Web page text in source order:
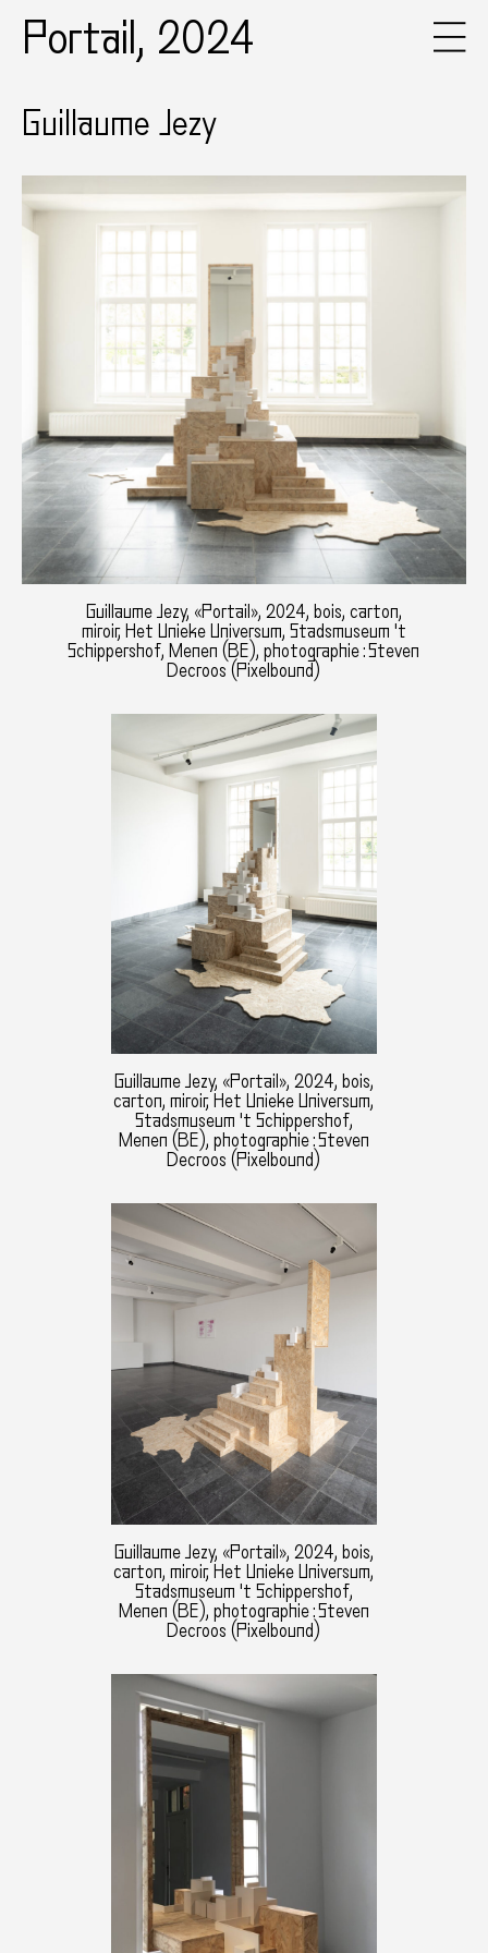
Portail, 2024
Guillaume Jezy
Guillaume Jezy, «Portail», 2024, bois, carton,
miroir, Het Unieke Universum, Stadsmuseum 't
Schippershof, Menen (BE), photographie : Steven
Decroos (Pixelbound)
Guillaume Jezy, «Portail», 2024, bois,
carton, miroir, Het Unieke Universum,
Stadsmuseum 't Schippershof,
Menen (BE), photographie : Steven
Decroos (Pixelbound)
Guillaume Jezy, «Portail», 2024, bois,
carton, miroir, Het Unieke Universum,
Stadsmuseum 't Schippershof,
Menen (BE), photographie : Steven
Decroos (Pixelbound)